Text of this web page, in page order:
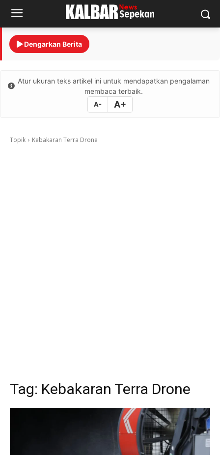
Dengarkan Berita
Atur ukuran teks artikel ini untuk mendapatkan pengalaman
membaca terbaik.
A- A+
Topik Kebakaran Terra Drone
Tag: Kebakaran Terra Drone